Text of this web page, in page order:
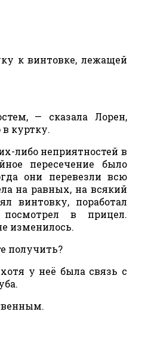
к винтовке, лежащей
— сказала Лорен,
в куртку.
либо неприятностей в
пересечение было
они перевезли всю
на равных, на всякий
винтовку, поработал
в прицел.
изменилось.
получить?
у неё была связь с